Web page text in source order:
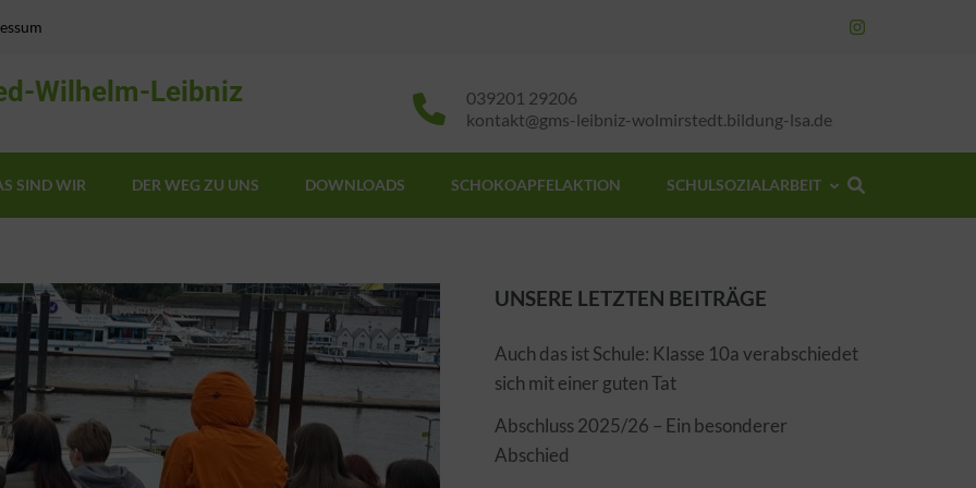
Wilhelm-Leibniz
039201 29206
kontakt@gms-leibniz-wolmirstedt.bildung-lsa.de
SIND WIR DER WEG ZU UNS DOWNLOADS SCHOKOAPFELAKTION SCHULSOZIALARBEIT
UNSERE LETZTEN BEITRÄGE
Auch das ist Schule: Klasse 10a verabschiedet
sich mit einer guten Tat
Abschluss 2025/26 – Ein besonderer
Abschied